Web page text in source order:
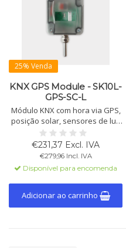
25% Venda
KNX GPS Module - SK10L-
GPS-SC-L
Módulo KNX com hora via GPS,
posição solar, sensores de luz
e temperatura. Para
sombreamento, temporização
e funções lógicas.
€231,37 Excl. IVA
€279,96 Incl. IVA
Disponível para encomenda
Adicionar ao carrinho